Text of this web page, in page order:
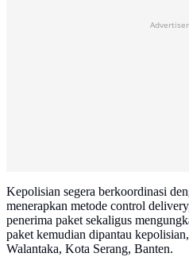
Kepolisian segera berkoordinasi
menerapkan metode control
penerima paket sekaligus
paket kemudian dipantau
Walantaka, Kota Serang, Banten.